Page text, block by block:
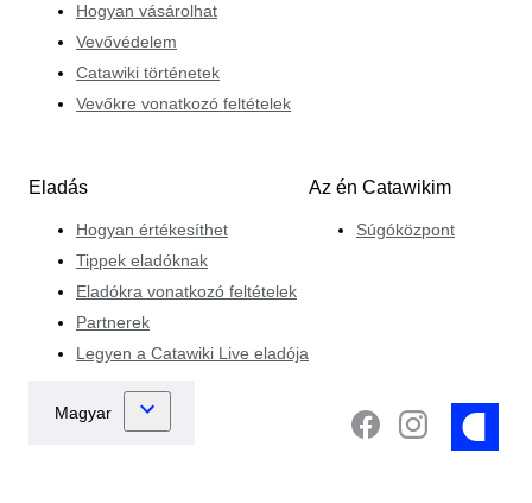
Hogyan vásárolhat
Vevővédelem
Catawiki történetek
Vevőkre vonatkozó feltételek
Eladás
Hogyan értékesíthet
Tippek eladóknak
Eladókra vonatkozó feltételek
Partnerek
Legyen a Catawiki Live eladója
Az én Catawikim
Súgóközpont